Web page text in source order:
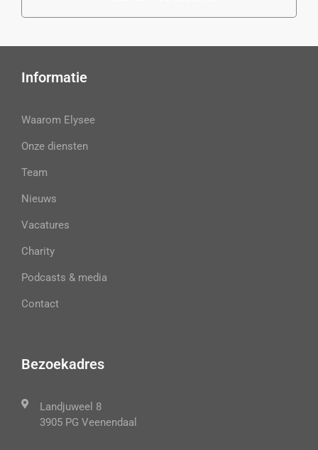
Informatie
Waarom Elysee
Onze diensten
Team
Nieuws
Vacatures
Charity
Podcasts & media
Contact
Bezoekadres
Landjuweel 8
3905 PG Veenendaal